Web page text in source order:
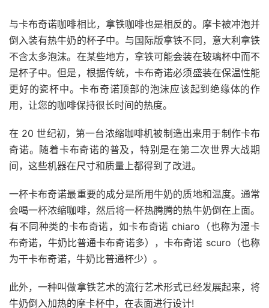
与卡布奇诺咖啡相比，拿铁咖啡也是相反的。摩卡被冲泡并
倒入装有热牛奶的杯子中。与国际版拿铁不同，意大利拿铁
不含太多泡沫。在某些地方，拿铁可能会装在玻璃杯中而不
是杯子中。但是，根据传统，卡布奇诺必须盛装在保温性能
更好的瓷杯中。卡布奇诺顶部的泡沫应该起到绝缘体的作
用，让您的咖啡保持很长时间的热度。
在 20 世纪初，第一台浓缩咖啡机被制造出来用于制作卡布
奇诺。随着卡布奇诺的普及，特别是在第二次世界大战期
间，这些机器在尺寸和质量上都得到了改进。
一杯卡布奇诺最重要的成分是所用牛奶的质地和温度。通常
会喝一杯浓缩咖啡，然后将一杯热腾腾的热牛奶倒在上面。
有不同种类的卡布奇诺，如卡布奇诺 chiaro（也称为湿卡
布奇诺，牛奶比普通卡布奇诺多），卡布奇诺 scuro（也称
为干卡布奇诺，牛奶比普通杯少）。
此外，一种叫做拿铁艺术的流行艺术形式已经发展起来，将
牛奶倒入加热的摩卡杯中，在表面进行设计!